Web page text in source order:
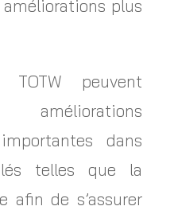
plus
peuvent
dans
telles que la
afin de s’assurer